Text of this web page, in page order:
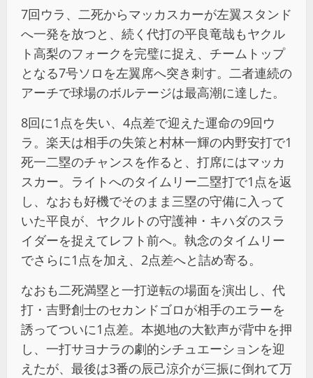
7回ウラ、二死からマッカスカーが左翼スタンド
へ一発を放つと、続く代打の平良竜哉もヤクル
ト高梨のフォークを完璧に捉え、チームトップ
となる7号ソロを左翼席へ突き刺す。二者連続の
アーチで球場のボルテージは最高潮に達した。
8回に1点を失い、4点差で迎えた運命の9回ウ
ラ。楽天は相手の失策と村林一輝の内野安打で1
死一二塁のチャンスを作ると、打席にはマッカ
スカー。ライトへのタイムリー二塁打で1点を返
し、なおも好機でそのまま三塁の守備に入って
いた平良が、ヤクルトの守護神・キハダのスラ
イダーを捉えてレフト前へ。執念のタイムリー
でさらに1点を加え、2点差へと詰め寄る。
なおも二死満塁と一打逆転の場面を演出し、代
打・吉野創士のセカンドゴロが相手のエラーを
誘ってついに1点差。本拠地の大歓声が背中を押
し、一打サヨナラの劇的シチュエーションを迎
えたが、最後は3番の辰己涼介が三振に倒れて万